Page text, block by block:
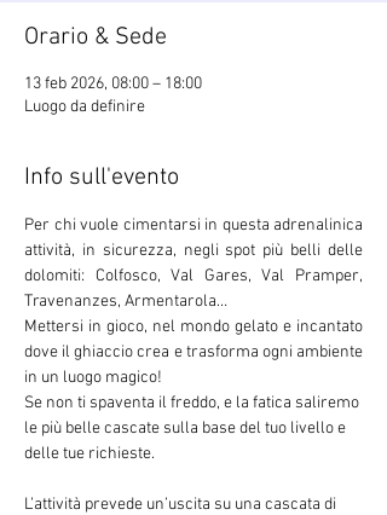
Orario & Sede
13 feb 2026, 08:00 – 18:00
Luogo da definire
Info sull'evento
Per chi vuole cimentarsi in questa adrenalinica
attività, in sicurezza, negli spot più belli delle
dolomiti: Colfosco, Val Gares, Val Pramper,
Travenanzes, Armentarola…
Mettersi in gioco, nel mondo gelato e incantato
dove il ghiaccio crea e trasforma ogni ambiente
in un luogo magico!
Se non ti spaventa il freddo, e la fatica saliremo
le più belle cascate sulla base del tuo livello e
delle tue richieste.
L’attività prevede un’uscita su una cascata di